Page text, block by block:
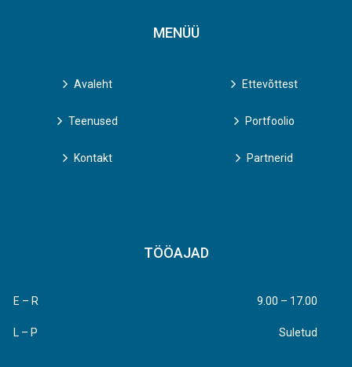
MENÜÜ
Avaleht Ettevõttest
Teenused Portfoolio
Kontakt Partnerid
TÖÖAJAD
E – R 9.00 – 17.00
L – P Suletud